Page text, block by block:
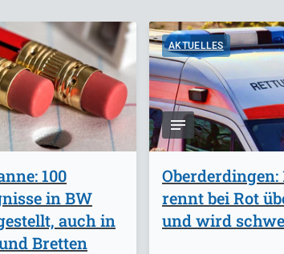
100
in BW
auch in
Bretten
AKTUELLES
Oberderdingen:
rennt bei Rot
und wird